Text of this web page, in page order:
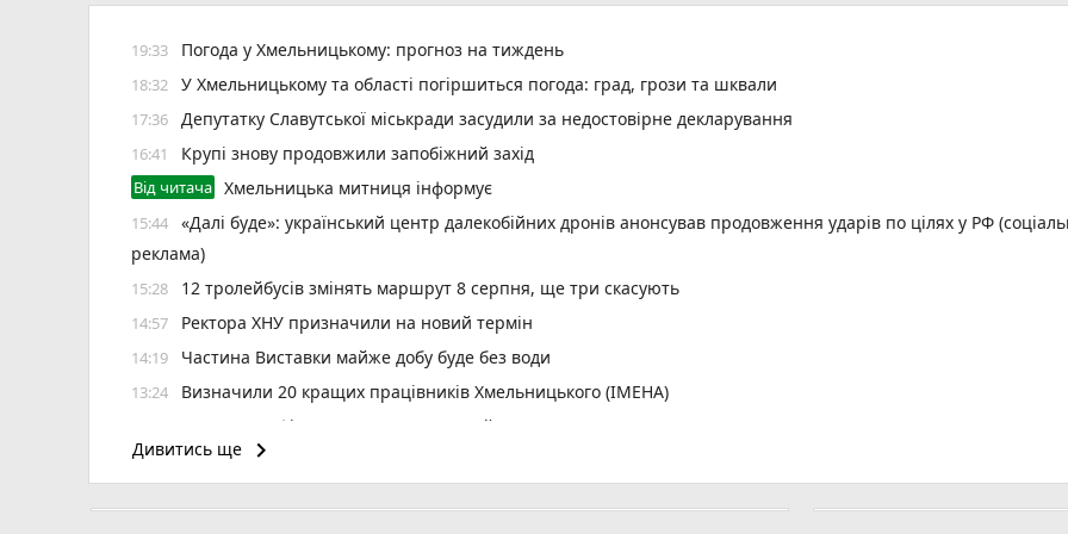
19:33 Погода у Хмельницькому: прогноз на тиждень
18:32 У Хмельницькому та області погіршиться погода: град, грози та шквали
17:36 Депутатку Славутської міськради засудили за недостовірне декларування
16:41 Крупі знову продовжили запобіжний захід
Від читача Хмельницька митниця інформує
15:44
«Далі буде»: український центр далекобійних дронів анонсував продовження ударів по цілях у РФ
реклама)
15:28 12 тролейбусів змінять маршрут 8 серпня, ще три скасують
14:57 Ректора ХНУ призначили на новий термін
14:19 Частина Виставки майже добу буде без води
13:24 Визначили 20 кращих працівників Хмельницького (ІМЕНА)
6 серпня зафіксували температурний рекорд
11:11 «Helpix-Adrenalin» зіграє в першій футзальній лізі України
Дивитись ще keyboard_arrow_right